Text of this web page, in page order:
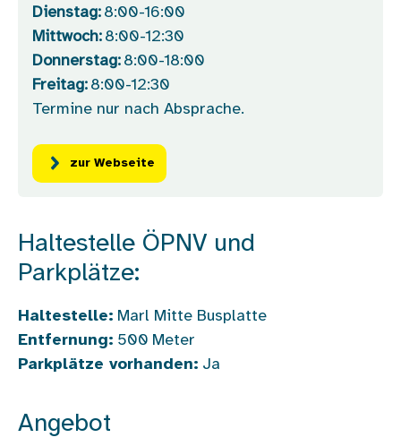
Dienstag: 8:00-16:00
Mittwoch: 8:00-12:30
Donnerstag: 8:00-18:00
Freitag: 8:00-12:30
Termine nur nach Absprache.
zur Webseite
Haltestelle ÖPNV und
Parkplätze:
Haltestelle: Marl Mitte Busplatte
Entfernung: 500 Meter
Parkplätze vorhanden: Ja
Angebot